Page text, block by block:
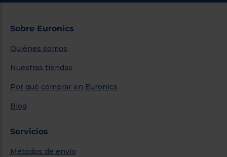
Sobre Euronics
Quiénes somos
Nuestras tiendas
Por qué comprar en Euronics
Blog
Servicios
Métodos de envío